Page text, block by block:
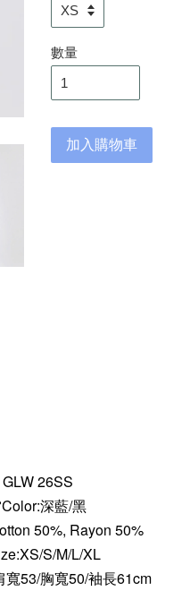
數量
加入購物車
GLW 26SS
深藍/黑
50%, Rayon 50%
S/M/L/XL
寬53/胸寬50/袖長61cm